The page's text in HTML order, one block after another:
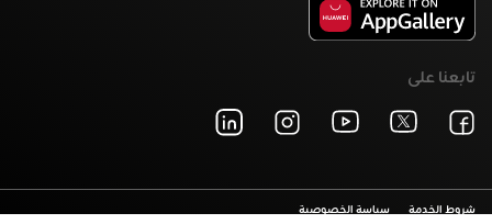
تابعنا على
شروط الخدمة سياسة الخصوصية